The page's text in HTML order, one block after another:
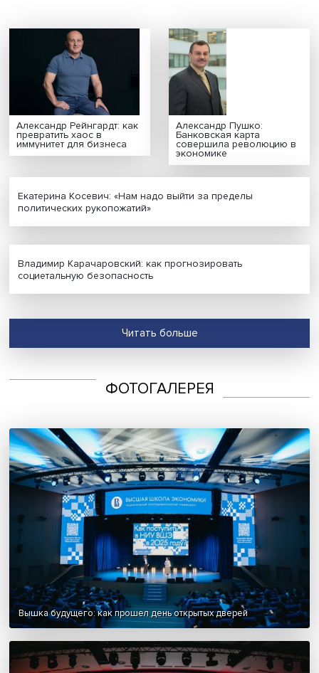
эксперты Вышки
представили новую
монографию
МНЕНИЯ
Александр Рейнгардт: как
иммунитет для бизнеса совершила
Владимир Карачаровский: как прогнозировать
социетальную безопасность
Читать больше
ФОТОГАЛЕРЕЯ